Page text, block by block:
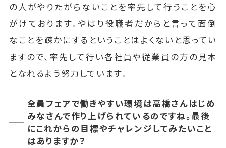
の人がやりたがらないことを率先して行うことを心
がけております。やはり役職者だからと言って面倒
なことを疎かにするということはよくないと思ってい
ますので、率先して行い各社員や従業員の方の見本
となれるよう努力しています。
全員フェアで働きやすい環境は高橋さんはじめ
みなさんで作り上げられているのですね。最後
にこれからの目標やチャレンジしてみたいこと
はありますか？